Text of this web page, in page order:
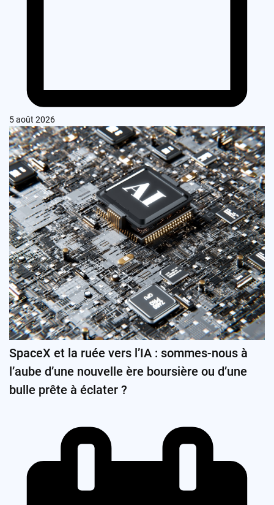
5 août 2026
SpaceX et la ruée vers l’IA : sommes-nous à
l’aube d’une nouvelle ère boursière ou d’une
bulle prête à éclater ?